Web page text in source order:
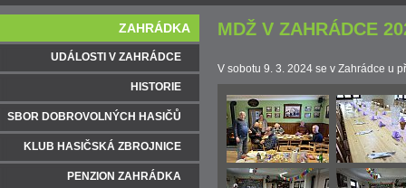
MDŽ V ZAHRÁDCE
V sobotu 9. 3. 2024 se v Zahrádce u
ZAHRÁDKA
UDÁLOSTI V ZAHRÁDCE
HISTORIE
SBOR DOBROVOLNÝCH HASIČŮ
KLUB HASIČSKÁ ZBROJNICE
PENZION ZAHRÁDKA